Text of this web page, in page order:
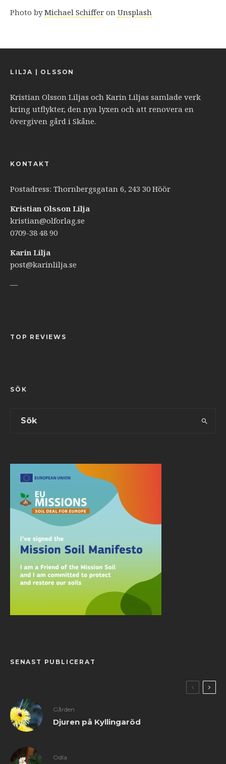
Photo byMichael Schiffer on Unsplash
LILJA | OLSSON
Kristian Olsson Liljas och Karin Liljas samlade verk
kring utflykter, den nya lyxen och att renovera en
övergiven gård i Skåne.
KONTAKT
Postadress: Thornbergsgatan 6, 243 30 Höör
Kristian Olsson Lilja
kristian@olforlag.se
0709-38 48 90
Karin Lilja
post@karinlilja.se
—
TOP REVIEWS
SÖK
SENAST PUBLICERAT
Gården
Djuren på Kyllingaröd
Odla